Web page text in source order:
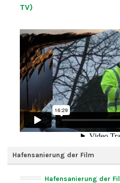
TV)
Hafensanierung der Film
Hafensanierung der